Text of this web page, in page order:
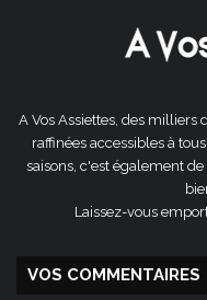
A Vos Assiettes, des milliers
raffinées accessibles à
saisons, c'est également
Laissez-vous
VOS COMMENTAIRES